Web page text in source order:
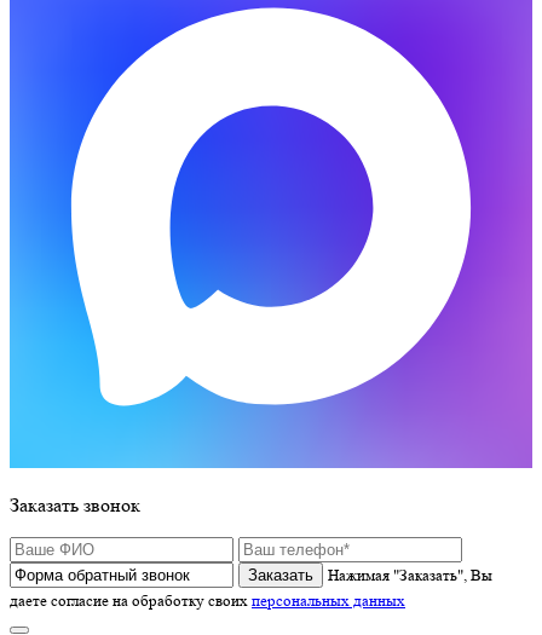
Заказать звонок
Нажимая "Заказать", Вы
даете согласие на обработку своих персональных данных